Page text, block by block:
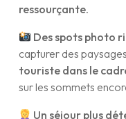
ressourçante.
Des spots photo
capturer des
touriste dans le
sur les sommets
Un séjour plus